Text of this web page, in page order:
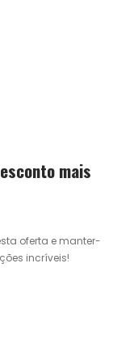
mais
oferta e manter-
incríveis!